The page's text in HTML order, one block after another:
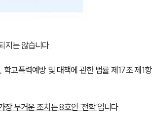
지는 않습니다.
학교폭력예방 및 대책에 관한 법률 제17조 제1
장 무거운 조치는 8호인 '전학'입니다.